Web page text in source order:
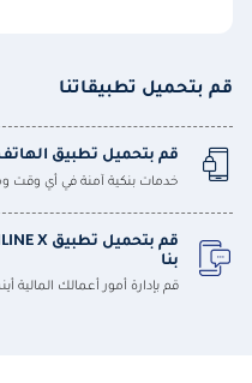
قم بتحميل تطبيقاتنا
قم بتحميل تطبيق
خدمات بنكية آمنة في أي وقت
بنا
قم بإدارة أمور أعمالك المالية